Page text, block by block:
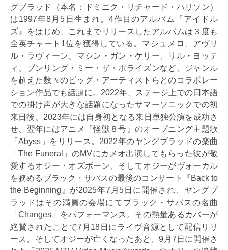
グブラッド（本名：ドミニク・リチャード・ハリソン）
は1997年8月5日生まれ。4作目のアルバム『アイドル
ズ』をはじめ、これまでリリースしたアルバムは３度も
全英チャート1位を獲得している。マシュメロ、アヴリ
ル・ラヴィーン、マシン・ガン・ケリー、リル・ヨッテ
ィ、ブンリング・ミー・ザ・ホライズンなど、ジャンル
を超えた数々のビッグ・アーティストらとのコラボレー
ション作品でも話題に。2022年、ステージ上での日本語
での掛け声が大きな話題になったサマーソニックでの初
来日後、2023年には自身初となる来日単独公演を成功さ
せ、翌年にはアニメ『怪獣８号』のオープニング主題歌
「Abyss」をリリース。2022年のヤングブラッドの楽曲
「The Funeral」のMVにカメオ出演してもらった彼が敬
愛するオジー・オズボーン、そしてオジーがヴォーカル
を務めるブラック・サバスの最後のコンサート『Back to
the Beginning』が2025年7月5日に開催され、ヤングブ
ラッドはその満員の会場にてブラック・サバスの名曲
「Changes」をパフォーマンス。その熱量あるカバーが
絶賛されたことで7月18日にライヴ音源として配信リリ
ース。そしてオジーが亡くなったあと、9月7日に開催さ